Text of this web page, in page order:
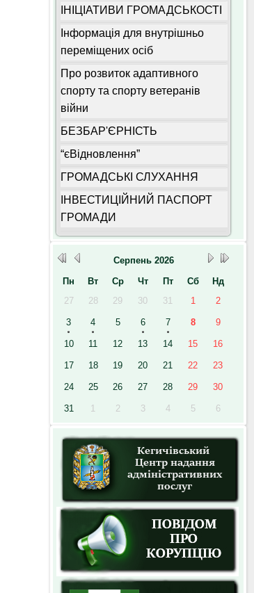
ІНІЦІАТИВИ ГРОМАДСЬКОСТІ
Інформація для внутрішньо
переміщених осіб
Про розвиток адаптивного
спорту та спорту ветеранів
війни
БЕЗБАР'ЄРНІСТЬ
“єВідновлення”
ГРОМАДСЬКІ СЛУХАННЯ
ІНВЕСТИЦІЙНИЙ ПАСПОРТ
ГРОМАДИ
Серпень 2026
Пн
Вт Ср Чт Пт Сб
Нд
27
28 29 30 31 1 2
3 4 5 6 7 8 9
10 11 12 13 14 15 16
17 18 19 20 21 22 23
24 25 26 27 28 29 30
31 1 2 3 4 5 6